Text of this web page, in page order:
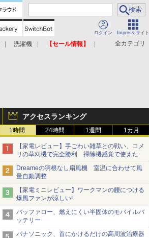
ログイン Impress サイト
全カテゴリ
洗濯機
【セール情報】
アクセスランキング
1時間 24時間 1週間 1カ月
【家電レビュー】手ごわい雑草との戦い、コメ
リの草刈機で完全勝利 掃除機感覚で使えた
Dreameの羽根なし扇風機 室温に合わせて風
量自動調整
【家電ミニレビュー】ワークマンの腰につける
爆風ファンが涼しい!
バッファロー、燃えにくい半固体のモバイルバ
ッテリー
パナソニック、首にかけるだけの高周波治療器